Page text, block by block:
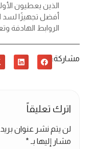
الذين يعطيون
أفضل تجهيزًا لسد
الروابط الهادفة
مشاركة:
اترك تعليقاً
لن يتم نشر عنوان
مشار إليها بـ *